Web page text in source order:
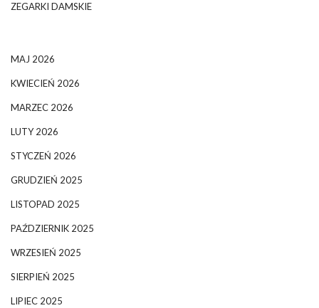
ZEGARKI DAMSKIE
MAJ 2026
KWIECIEŃ 2026
MARZEC 2026
LUTY 2026
STYCZEŃ 2026
GRUDZIEŃ 2025
LISTOPAD 2025
PAŹDZIERNIK 2025
WRZESIEŃ 2025
SIERPIEŃ 2025
LIPIEC 2025